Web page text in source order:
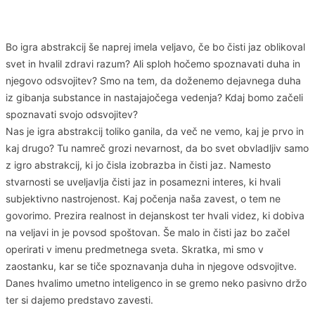
Bo igra abstrakcij še naprej imela veljavo, če bo čisti jaz oblikoval
svet in hvalil zdravi razum? Ali sploh hočemo spoznavati duha in
njegovo odsvojitev? Smo na tem, da doženemo dejavnega duha
iz gibanja substance in nastajajočega vedenja? Kdaj bomo začeli
spoznavati svojo odsvojitev?
Nas je igra abstrakcij toliko ganila, da več ne vemo, kaj je prvo in
kaj drugo? Tu namreč grozi nevarnost, da bo svet obvladljiv samo
z igro abstrakcij, ki jo čisla izobrazba in čisti jaz. Namesto
stvarnosti se uveljavlja čisti jaz in posamezni interes, ki hvali
subjektivno nastrojenost. Kaj počenja naša zavest, o tem ne
govorimo. Prezira realnost in dejanskost ter hvali videz, ki dobiva
na veljavi in je povsod spoštovan. Še malo in čisti jaz bo začel
operirati v imenu predmetnega sveta. Skratka, mi smo v
zaostanku, kar se tiče spoznavanja duha in njegove odsvojitve.
Danes hvalimo umetno inteligenco in se gremo neko pasivno držo
ter si dajemo predstavo zavesti.